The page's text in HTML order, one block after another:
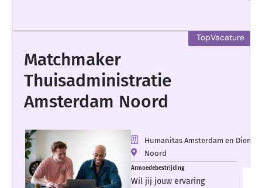
Matchmaker
Thuisadministratie
Amsterdam Noord
Humanitas Amsterdam en Diemen
Noord
Armoedebestrijding
Wil jij jouw ervaring